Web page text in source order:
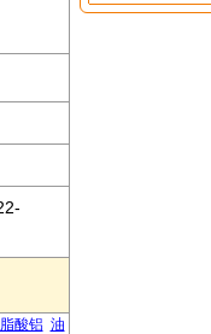
酸铝 油